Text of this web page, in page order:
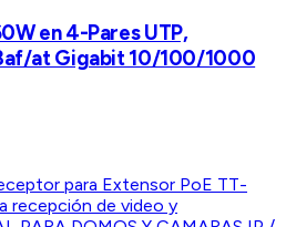
en 4-Pares UTP,
at Gigabit 10/100/1000